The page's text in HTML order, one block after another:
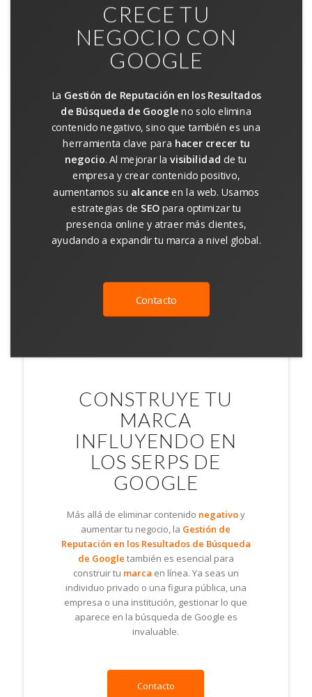
CRECE TU
NEGOCIO CON
GOOGLE
La Gestión de Reputación en los Resultados
de Búsqueda de Google no solo elimina
contenido negativo, sino que también es una
herramienta clave para hacer crecer tu
negocio. Al mejorar la visibilidad de tu
empresa y crear contenido positivo,
aumentamos su alcance en la web. Usamos
estrategias de SEOpara optimizar tu
presencia online y atraer más clientes,
ayudando a expandir tu marca a nivel global.
Contacto
CONSTRUYE TU
MARCA
INFLUYENDO EN
LOS SERPS DE
GOOGLE
Más allá de eliminar contenido negativoy
aumentar tu negocio, la Gestión de
Reputación en los Resultados de Búsqueda
de Google también es esencial para
construir tu marca en línea. Ya seas un
individuo privado o una figura pública, una
empresa o una institución, gestionar lo que
aparece en la búsqueda de Google es
invaluable.
Contacto